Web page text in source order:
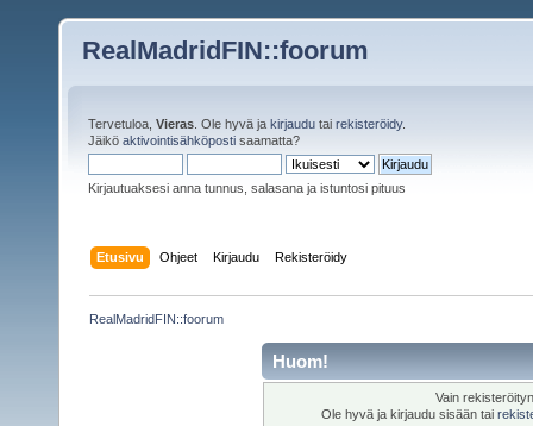
RealMadridFIN::foorum
Tervetuloa, Vieras . Ole hyvä ja kirjaudu tai rekisteröidy.
Jäikö aktivointisähköposti saamatta?
Kirjautuaksesi anna tunnus, salasana ja istuntosi pituus
Etusivu Ohjeet Kirjaudu Rekisteröidy
RealMadridFIN::foorum
Huom!
Vain
Ole hyvä ja kirjaudu sisään tai